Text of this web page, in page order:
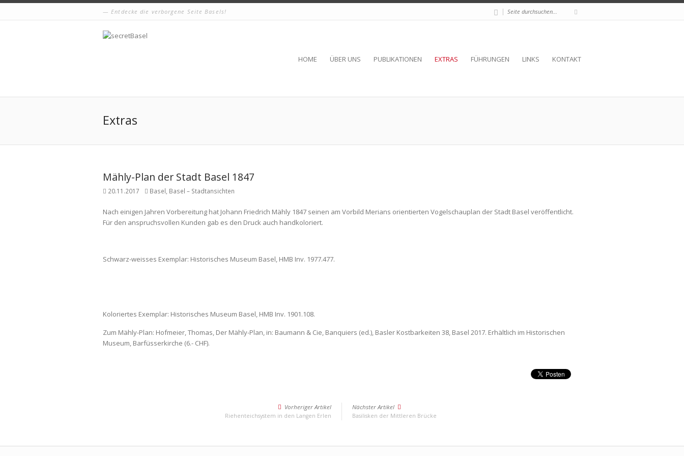
Entdecke die verborgene Seite Basels! |
HOME ÜBER UNS PUBLIKATIONEN EXTRAS FÜHRUNGEN LINKS KONTAKT
Extras
Mähly-Plan der Stadt Basel 1847
20.11.2017 Basel Basel – Stadtansichten
Nach einigen Jahren Vorbereitung hat Johann Friedrich Mähly 1847 seinen am Vorbild Merians orientierten Vogelschauplan der Stadt Basel veröffentlicht.
Für den anspruchsvollen Kunden gab es den Druck auch handkoloriert.
Schwarz-weisses Exemplar: Historisches Museum Basel, HMB Inv. 1977.477.
Koloriertes Exemplar: Historisches Museum Basel, HMB Inv. 1901.108.
Zum Mähly-Plan: Hofmeier, Thomas, Der Mähly-Plan, in: Baumann & Cie, Banquiers (ed.), Basler Kostbarkeiten 38, Basel 2017. Erhältlich im Historischen
Museum, Barfüsserkirche (6.- CHF).
Vorheriger Artikel
Riehenteichsystem in den Langen Erlen
Nächster Artikel
Basilisken der Mittleren Brücke